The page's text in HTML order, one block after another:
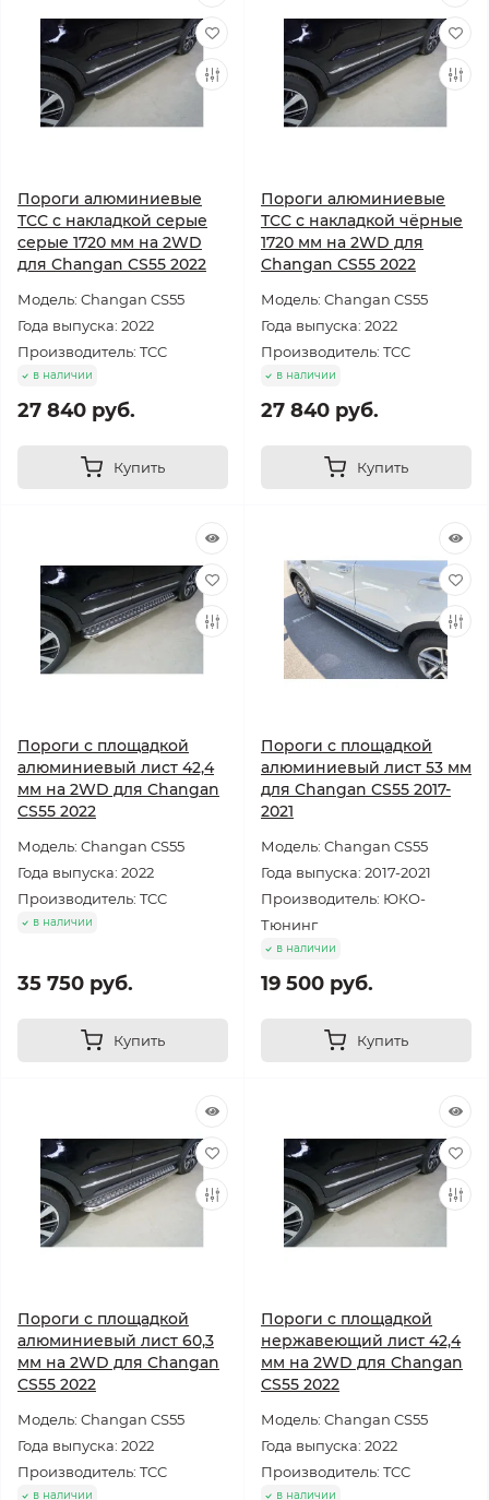
Пороги алюминиевые
ТСС с накладкой серые
серые 1720 мм на 2WD
для Changan CS55 2022
Модель: Changan CS55
Года выпуска: 2022
Производитель: TCC
в наличии
27 840 руб.
Купить
Пороги алюминиевые
ТСС с накладкой чёрные
1720 мм на 2WD для
Changan CS55 2022
Модель: Changan CS55
Года выпуска: 2022
Производитель: TCC
в наличии
27 840 руб.
Купить
Пороги с площадкой
алюминиевый лист 42,4
мм на 2WD для Changan
CS55 2022
Модель: Changan CS55
Года выпуска: 2022
Производитель: TCC
в наличии
35 750 руб.
Купить
Пороги с площадкой
алюминиевый лист 53 мм
для Changan CS55 2017-
2021
Модель: Changan CS55
Года выпуска: 2017-2021
Производитель: ЮКО-
Тюнинг
в наличии
19 500 руб.
Купить
Пороги с площадкой
алюминиевый лист 60,3
мм на 2WD для Changan
CS55 2022
Модель: Changan CS55
Года выпуска: 2022
Производитель: TCC
в наличии
Пороги с площадкой
нержавеющий лист 42,4
мм на 2WD для Changan
CS55 2022
Модель: Changan CS55
Года выпуска: 2022
Производитель: TCC
в наличии